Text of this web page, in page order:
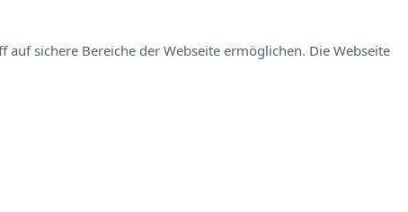
sichere Bereiche der Webseite ermöglichen. Die Webseite